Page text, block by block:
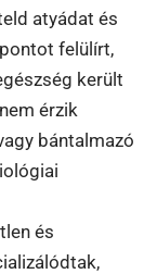
atyádat és
felülírt,
került
érzik
bántalmazó
és